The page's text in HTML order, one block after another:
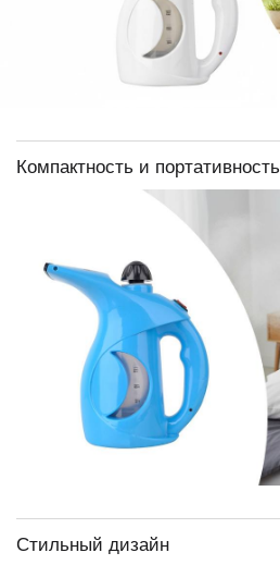
Компактность и портативность
Стильный дизайн